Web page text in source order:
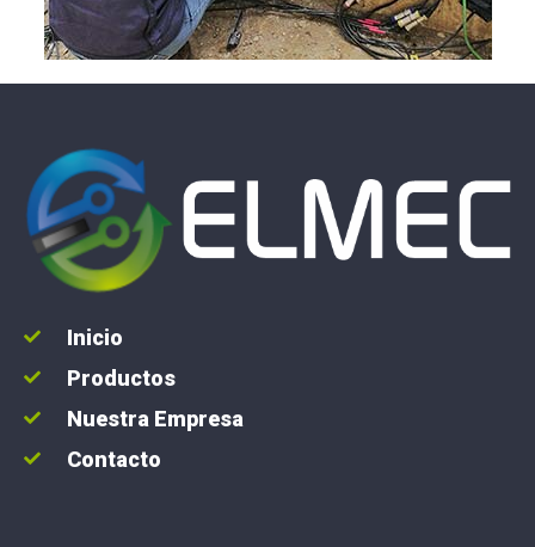
Inicio
Productos
Nuestra Empresa
Contacto